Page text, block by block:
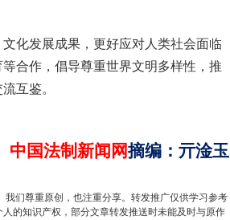
化发展成果，更好应对人类社会面临
合作，倡导尊重世界文明多样性，推
互鉴。
中国法制新闻网摘编 ： 亓淦玉
我们尊重原创，也注重分享。转发推广仅供学习参考
的知识产权，部分文章转发推送时未能及时与原作